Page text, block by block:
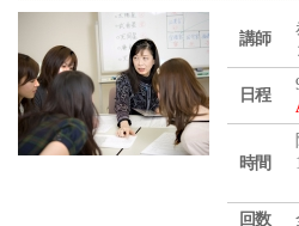
講師
日程
時間
回数